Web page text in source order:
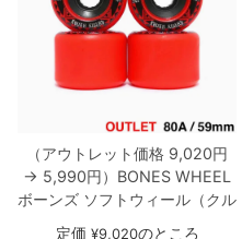
（アウトレット価格 9,020円
→ 5,990円） BONES WHEEL
ボーンズ ソフトウィール（クル
ーザー）
定価 ¥9,020のところ